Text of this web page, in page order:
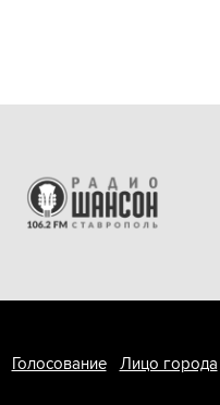
Голосование Лицо города